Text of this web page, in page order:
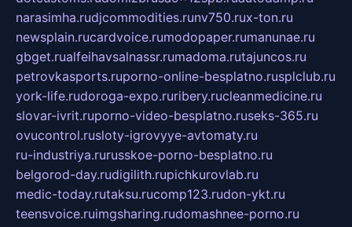
narasimha.rudjcommodities.runv750.rux-ton.ru
newsplain.rucardvoice.rumodopaper.rumanunae.ru
gbget.rualfeihavsalnassr.rumadoma.rutajuncos.ru
petrovkasports.ruporno-online-besplatno.rusplclub.ru
york-life.rudoroga-expo.ruribery.rucleanmedicine.ru
slovar-ivrit.ruporno-video-besplatno.ruseks-365.ru
ovucontrol.rusloty-igrovyye-avtomaty.ru
ru-industriya.rurusskoe-porno-besplatno.ru
belgorod-day.rudigilith.rupichkurovlab.ru
medic-today.rutaksu.rucomp123.rudon-ykt.ru
teensvoice.ruimgsharing.rudomashnee-porno.ru